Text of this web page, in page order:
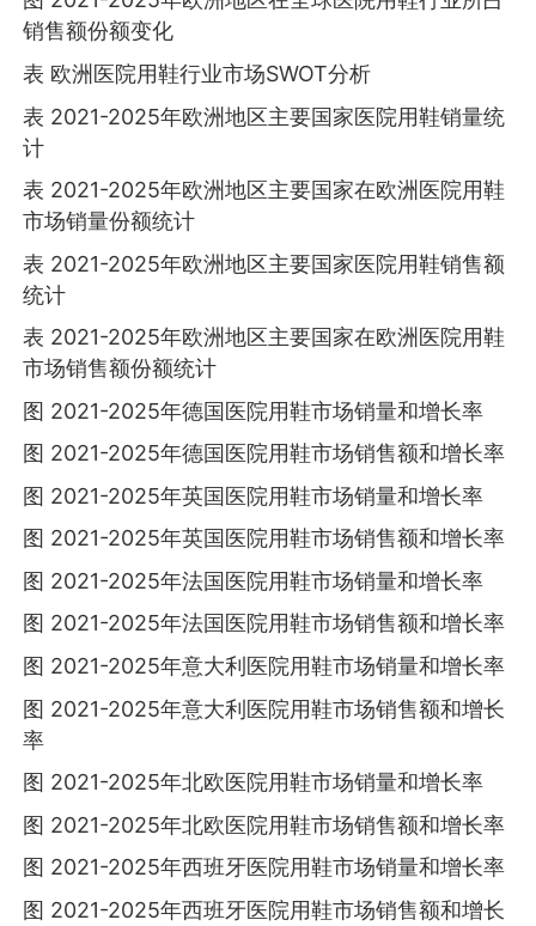
销售额份额变化
表 欧洲医院用鞋行业市场SWOT分析
表 2021-2025年欧洲地区主要国家医院用鞋销量统
计
表 2021-2025年欧洲地区主要国家在欧洲医院用鞋
市场销量份额统计
表 2021-2025年欧洲地区主要国家医院用鞋销售额
统计
表 2021-2025年欧洲地区主要国家在欧洲医院用鞋
市场销售额份额统计
图 2021-2025年德国医院用鞋市场销量和增长率
图 2021-2025年德国医院用鞋市场销售额和增长率
图 2021-2025年英国医院用鞋市场销量和增长率
图 2021-2025年英国医院用鞋市场销售额和增长率
图 2021-2025年法国医院用鞋市场销量和增长率
图 2021-2025年法国医院用鞋市场销售额和增长率
图 2021-2025年意大利医院用鞋市场销量和增长率
图 2021-2025年意大利医院用鞋市场销售额和增长
率
图 2021-2025年北欧医院用鞋市场销量和增长率
图 2021-2025年北欧医院用鞋市场销售额和增长率
图 2021-2025年西班牙医院用鞋市场销量和增长率
图 2021-2025年西班牙医院用鞋市场销售额和增长